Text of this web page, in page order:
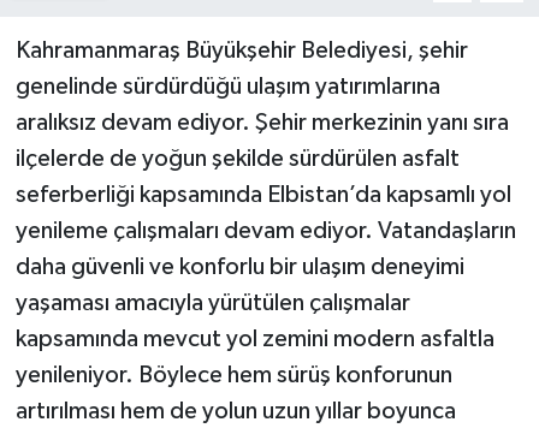
Kahramanmaraş Büyükşehir Belediyesi, şehir
genelinde sürdürdüğü ulaşım yatırımlarına
aralıksız devam ediyor. Şehir merkezinin yanı sıra
ilçelerde de yoğun şekilde sürdürülen asfalt
seferberliği kapsamında Elbistan’da kapsamlı yol
yenileme çalışmaları devam ediyor. Vatandaşların
daha güvenli ve konforlu bir ulaşım deneyimi
yaşaması amacıyla yürütülen çalışmalar
kapsamında mevcut yol zemini modern asfaltla
yenileniyor. Böylece hem sürüş konforunun
artırılması hem de yolun uzun yıllar boyunca